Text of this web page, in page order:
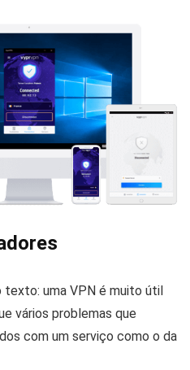
texto: uma VPN é muito útil
vários problemas que
com um serviço como o da